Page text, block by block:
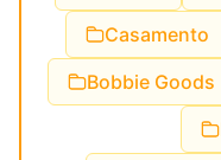
Casamento
Bobbie Goods